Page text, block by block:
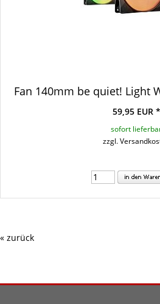
Fan 140mm be quiet! Light
59,95 EUR *
sofort
zzgl.
« zurück